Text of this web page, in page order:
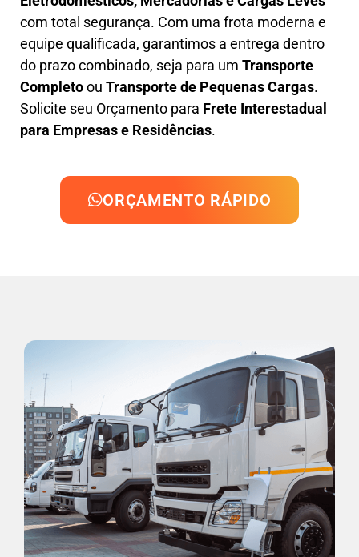
com total segurança. Com uma frota moderna e
equipe qualificada, garantimos a entrega dentro
do prazo combinado, seja para um Transporte
Completoou Transporte de Pequenas Cargas.
Solicite seu Orçamento para Frete Interestadual
para Empresas e Residências.
ORÇAMENTO RÁPIDO